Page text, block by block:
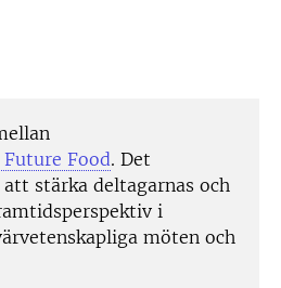
Future Food. Det
stärka deltagarnas och
i
möten och